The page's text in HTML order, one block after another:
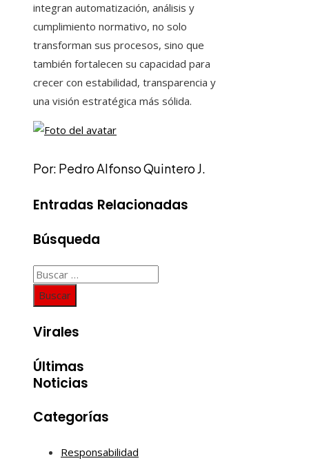
integran automatización, análisis y
cumplimiento normativo, no solo
transforman sus procesos, sino que
también fortalecen su capacidad para
crecer con estabilidad, transparencia y
una visión estratégica más sólida.
Por: Pedro Alfonso Quintero J.
Entradas Relacionadas
Búsqueda
Buscar:
Virales
Últimas
Noticias
Categorías
Responsabilidad